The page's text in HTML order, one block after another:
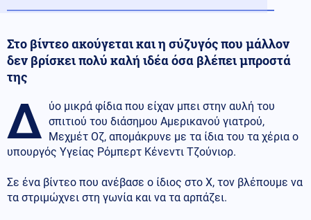
Στο βίντεο ακούγεται και η σύζυγός που μάλλον
δεν βρίσκει πολύ καλή ιδέα όσα βλέπει μπροστά
της
Δ ύο μικρά φίδια που είχαν μπει στην αυλή του
σπιτιού του διάσημου Αμερικανού γιατρού,
Μεχμέτ Οζ, απομάκρυνε με τα ίδια του τα χέρια ο
υπουργός Υγείας Ρόμπερτ Κένεντι Τζούνιορ.
Σε ένα βίντεο που ανέβασε ο ίδιος στο X, τον βλέπουμε να
τα στριμώχνει στη γωνία και να τα αρπάζει.